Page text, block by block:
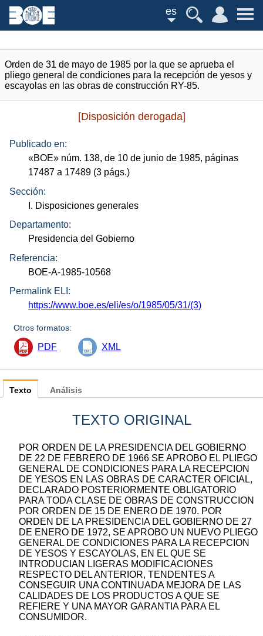
es
Orden de 31 de mayo de 1985 por la que se aprueba el
pliego general de condiciones para la recepción de yesos y
escayolas en las obras de construcción RY-85.
[Disposición derogada]
Publicado en:
«BOE» núm. 138, de 10 de junio de 1985, páginas
17487 a 17489 (3 págs.)
Sección:
I. Disposiciones generales
Departamento:
Presidencia del Gobierno
Referencia:
BOE-A-1985-10568
Permalink ELI:
https://www.boe.es/eli/es/o/1985/05/31/(3)
Otros formatos:
PDF XML
Texto
TEXTO ORIGINAL
POR ORDEN DE LA PRESIDENCIA DEL GOBIERNO
DE 22 DE FEBRERO DE 1966 SE APROBO EL PLIEGO
GENERAL DE CONDICIONES PARA LA RECEPCION
DE YESOS EN LAS OBRAS DE CARACTER OFICIAL,
DECLARADO POSTERIORMENTE OBLIGATORIO
PARA TODA CLASE DE OBRAS DE CONSTRUCCION
POR ORDEN DE 15 DE ENERO DE 1970. POR
ORDEN DE LA PRESIDENCIA DEL GOBIERNO DE 27
DE ENERO DE 1972, SE APROBO UN NUEVO PLIEGO
GENERAL DE CONDICIONES PARA LA RECEPCION
DE YESOS Y ESCAYOLAS, EN EL QUE SE
INTRODUCIAN LIGERAS MODIFICACIONES
RESPECTO DEL ANTERIOR, TENDENTES A
CONSEGUIR UNA CONTINUADA MEJORA DE LAS
CALIDADES DE LOS PRODUCTOS A QUE SE
REFIERE Y UNA MAYOR GARANTIA PARA EL
CONSUMIDOR.
Análisis